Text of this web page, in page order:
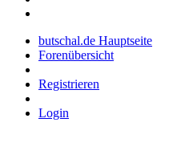
butschal.de Hauptseite
Forenübersicht
Registrieren
Login